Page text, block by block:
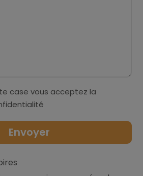
case vous acceptez la